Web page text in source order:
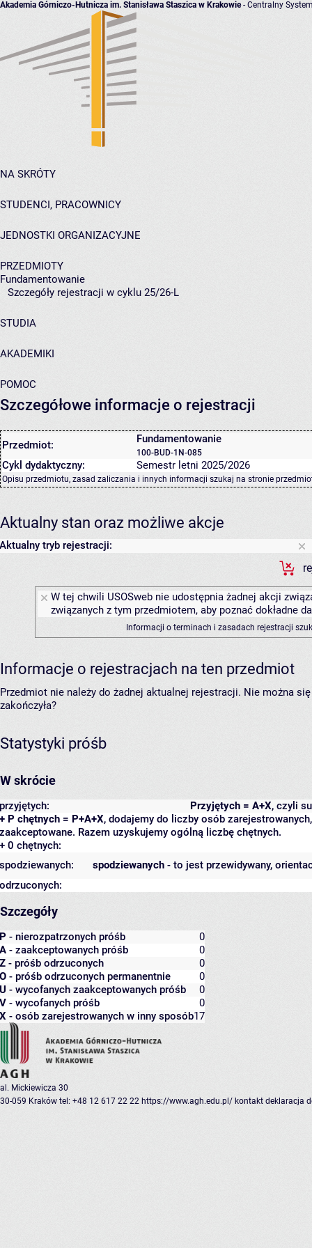
Akademia Górniczo-Hutnicza im. Stanisława Staszica w Krakowie- Centralny
NA SKRÓTY
STUDENCI, PRACOWNICY
JEDNOSTKI ORGANIZACYJNE
PRZEDMIOTY
Fundamentowanie
Szczegóły rejestracji w cyklu 25/26-L
STUDIA
AKADEMIKI
POMOC
Szczegółowe informacje o rejestracji
Przedmiot: Fundamentowanie
100-BUD-1N-085
Cykl dydaktyczny: Semestr letni 2025/2026
Opisu przedmiotu, zasad zaliczania i innych informacji szukaj na stronie
Aktualny stan oraz możliwe akcje
Aktualny tryb rejestracji:
W tej chwili USOSweb nie udostępnia żadnej akcji
związanych z tym przedmiotem, aby poznać dokładne
Informacji o terminach i zasadach rejestracji
Informacje o rejestracjach na ten przedmiot
Przedmiot nie należy do żadnej aktualnej rejestracji. Nie można
zakończyła?
Statystyki próśb
W skrócie
Przyjętych = A+X, czyli
przyjętych:
+ P chętnych = P+A+X, dodajemy do liczby osób
zaakceptowane. Razem uzyskujemy ogólną liczbę chętnych.
+ 0 chętnych:
spodziewanych - to jest przewidywany,
spodziewanych:
odrzuconych:
Szczegóły
P - nierozpatrzonych próśb
0
A - zaakceptowanych próśb
0
Z - próśb odrzuconych
0
O - próśb odrzuconych permanentnie
0
U - wycofanych zaakceptowanych próśb
0
V - wycofanych próśb
0
X - osób zarejestrowanych w inny sposób17
al. Mickiewicza 30
30-059 Kraków tel: +48 12 617 22 22 https://www.agh.edu.pl/ kontakt deklaracja